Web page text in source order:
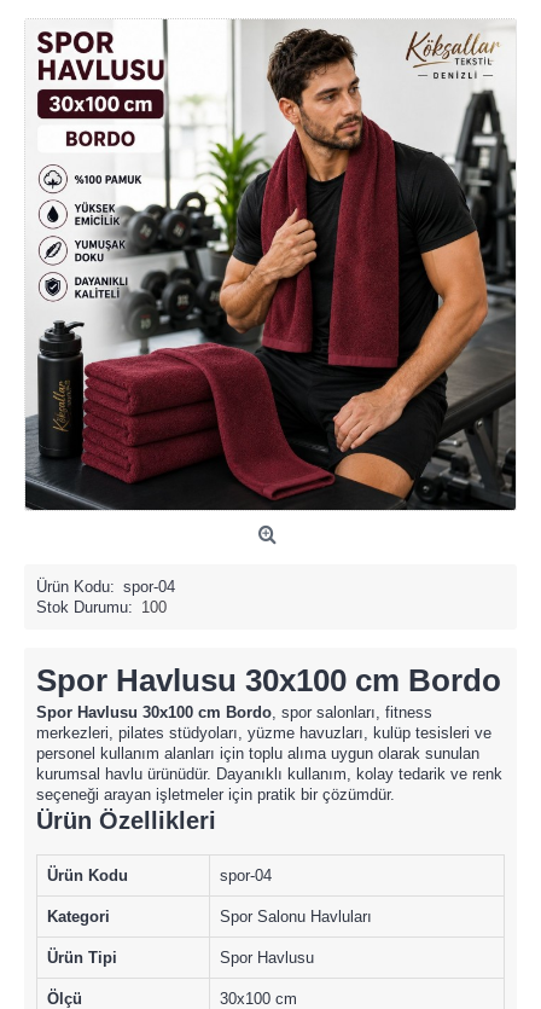
Ürün Kodu: spor-04
Stok Durumu: 100
Spor Havlusu 30x100 cm Bordo
Spor Havlusu 30x100 cm Bordo, spor salonları, fitness
merkezleri, pilates stüdyoları, yüzme havuzları, kulüp tesisleri ve
personel kullanım alanları için toplu alıma uygun olarak sunulan
kurumsal havlu ürünüdür. Dayanıklı kullanım, kolay tedarik ve renk
seçeneği arayan işletmeler için pratik bir çözümdür.
Ürün Özellikleri
Ürün Kodu spor-04
Kategori Spor Salonu Havluları
Ürün Tipi Spor Havlusu
Ölçü 30x100 cm